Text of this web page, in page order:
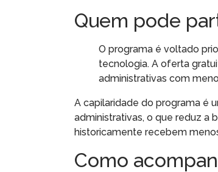
Quem pode
O programa é voltado
tecnologia. A oferta
administrativas com
A capilaridade do programa é
administrativas, o que reduz a
historicamente recebem
Como